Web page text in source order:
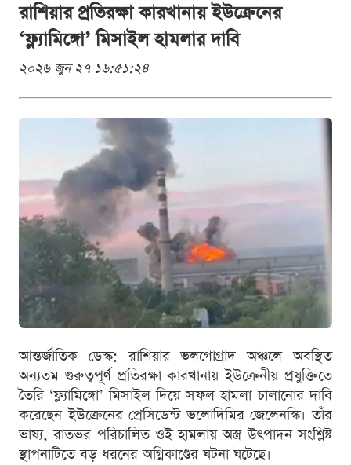
রাশিয়ার প্রতিরক্ষা কারখানায় ইউক্রেনের
‘ফ্ল্যামিঙ্গো’ মিসাইল হামলার দাবি
২০২৬ জুন ২৭ ১৬:৫১:২৪
আন্তর্জাতিক ডেস্ক: রাশিয়ার ভলগোগ্রাদ অঞ্চলে অবস্থিত
অন্যতম গুরুত্বপূর্ণ প্রতিরক্ষা কারখানায় ইউক্রেনীয় প্রযুক্তিতে
তৈরি ‘ফ্ল্যামিঙ্গো’ মিসাইল দিয়ে সফল হামলা চালানোর দাবি
করেছেন ইউক্রেনের প্রেসিডেন্ট ভলোদিমির জেলেনস্কি। তাঁর
ভাষ্য, রাতভর পরিচালিত ওই হামলায় অস্ত্র উৎপাদন সংশ্লিষ্ট
স্থাপনাটিতে বড় ধরনের অগ্নিকাণ্ডের ঘটনা ঘটেছে।